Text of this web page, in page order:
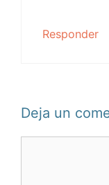
Responder
Deja un